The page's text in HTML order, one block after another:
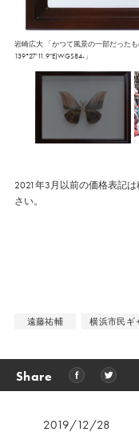
岩崎広大 「かつて風景の一部だった
139°27'11.9"E)WGS84-」
2021年3月以前の価格表記
さい。
遠藤祐輔 横浜市民ギ
Share
2019/12/28